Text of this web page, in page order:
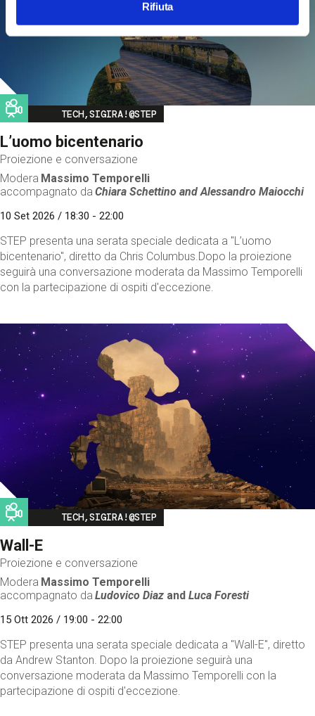
Rifiuta
Image
TECH,SIGIRA!@STEP
L’uomo bicentenario
Proiezione e conversazione
Modera Massimo Temporelli
accompagnato da Chiara Schettino andAlessandro Maiocchi
10 Set 2026 / 18:30 - 22:00
STEP presenta una serata speciale dedicata a "L’uomo
bicentenario", diretto da Chris Columbus.Dopo la proiezione
seguirà una conversazione moderata da Massimo Temporelli
con la partecipazione di ospiti d'eccezione.
Image
TECH,SIGIRA!@STEP
Wall-E
Proiezione e conversazione
Modera Massimo Temporelli
accompagnato da Ludovico Diaz andLuca Foresti
15 Ott 2026 / 19:00 - 22:00
STEP presenta una serata speciale dedicata a "Wall-E", diretto
da Andrew Stanton. Dopo la proiezione seguirà una
conversazione moderata da Massimo Temporelli con la
partecipazione di ospiti d'eccezione.